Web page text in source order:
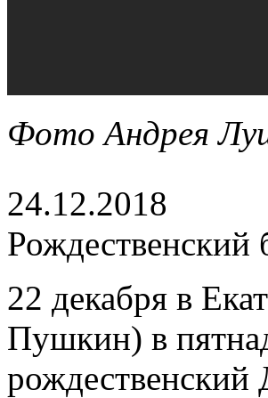
Фото Андрея
24.12.2018
Рождественский
22 декабря в
Пушкин) в
рождественский